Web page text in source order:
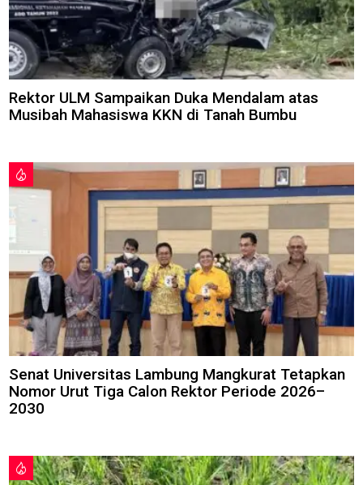
Rektor ULM Sampaikan Duka Mendalam atas
Musibah Mahasiswa KKN di Tanah Bumbu
Senat Universitas Lambung Mangkurat Tetapkan
Nomor Urut Tiga Calon Rektor Periode 2026–
2030